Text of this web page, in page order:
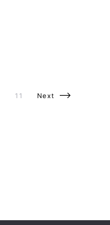
11 Next